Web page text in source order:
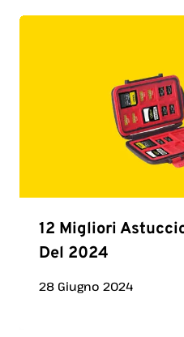
12 Migliori
Del 2024
28 Giugno 2024